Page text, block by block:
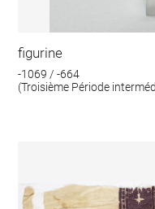
figurine
-1069 / -664
(Troisième Période